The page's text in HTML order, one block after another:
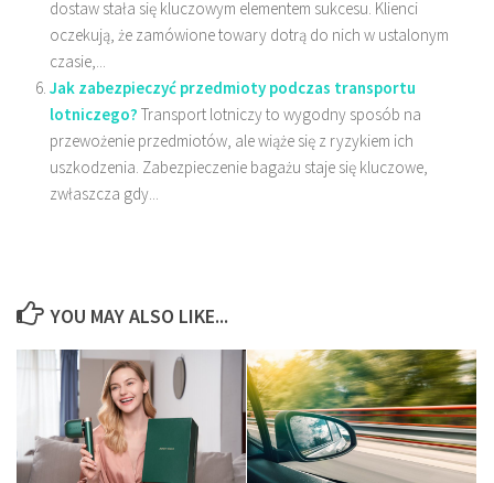
dostaw stała się kluczowym elementem sukcesu. Klienci
oczekują, że zamówione towary dotrą do nich w ustalonym
czasie,...
Jak zabezpieczyć przedmioty podczas transportu
lotniczego? Transport lotniczy to wygodny sposób na
przewożenie przedmiotów, ale wiąże się z ryzykiem ich
uszkodzenia. Zabezpieczenie bagażu staje się kluczowe,
zwłaszcza gdy...
YOU MAY ALSO LIKE...